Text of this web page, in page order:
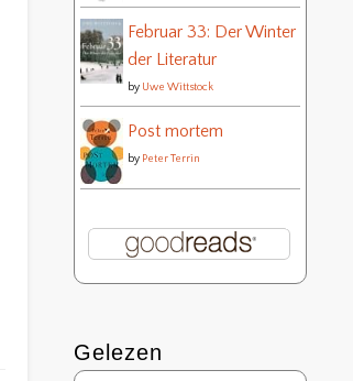
Februar 33: Der Winter
der Literatur
by Uwe Wittstock
Post mortem
by Peter Terrin
Gelezen